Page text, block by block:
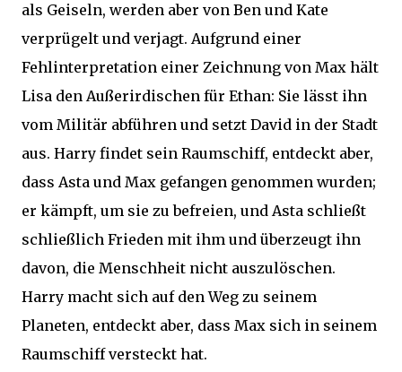
als Geiseln, werden aber von Ben und Kate
verprügelt und verjagt. Aufgrund einer
Fehlinterpretation einer Zeichnung von Max hält
Lisa den Außerirdischen für Ethan: Sie lässt ihn
vom Militär abführen und setzt David in der Stadt
aus. Harry findet sein Raumschiff, entdeckt aber,
dass Asta und Max gefangen genommen wurden;
er kämpft, um sie zu befreien, und Asta schließt
schließlich Frieden mit ihm und überzeugt ihn
davon, die Menschheit nicht auszulöschen.
Harry macht sich auf den Weg zu seinem
Planeten, entdeckt aber, dass Max sich in seinem
Raumschiff versteckt hat.